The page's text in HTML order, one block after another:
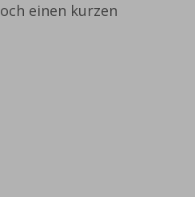
einen kurzen